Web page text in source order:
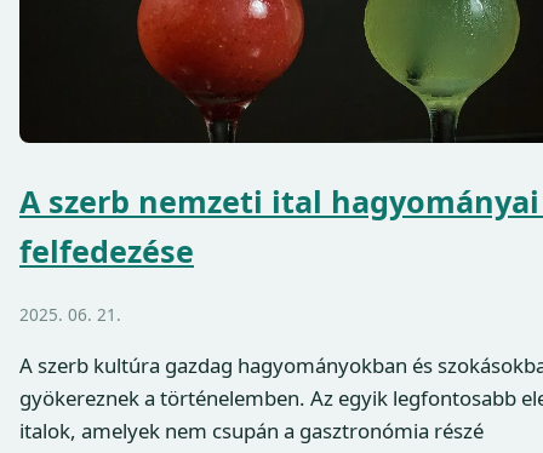
A szerb nemzeti ital
felfedezése
2025. 06. 21.
A szerb kultúra gazdag hagyományokban és
gyökereznek a történelemben. Az egyik legfontosabb
italok, amelyek nem csupán a gasztronómia részé